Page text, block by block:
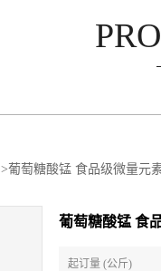
>葡萄糖酸锰 食品级微量元
葡萄糖酸锰 食
起订量 (公斤)